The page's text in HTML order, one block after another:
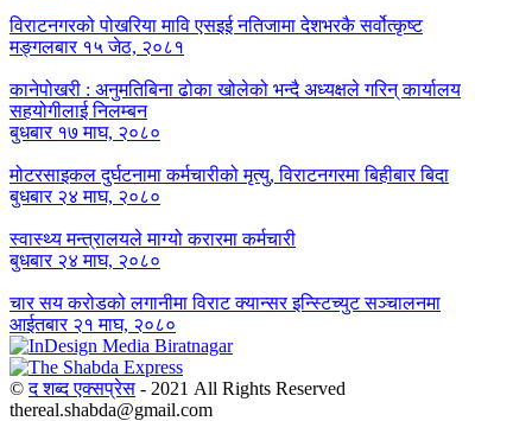
विराटनगरको पोखरिया मावि एसइई नतिजामा देशभरकै सर्वोत्कृष्ट
मङ्गलबार १५ जेठ, २०८१
कानेपोखरी : अनुमतिबिना ढोका खोलेको भन्दै अध्यक्षले गरिन् कार्यालय
सहयोगीलाई निलम्बन
बुधबार १७ माघ, २०८०
मोटरसाइकल दुर्घटनामा कर्मचारीको मृत्यु, विराटनगरमा बिहीबार बिदा
बुधबार २४ माघ, २०८०
स्वास्थ्य मन्त्रालयले माग्यो करारमा कर्मचारी
बुधबार २४ माघ, २०८०
चार सय करोडको लगानीमा विराट क्यान्सर इन्स्टिच्युट सञ्चालनमा
आईतबार २१ माघ, २०८०
©द शब्द एक्सप्रेस - 2021 All Rights Reserved
thereal.shabda@gmail.com